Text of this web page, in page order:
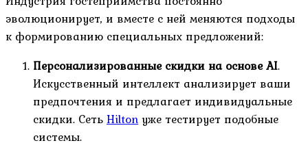
эволюционирует, и вместе с ней меняются подходы
к формированию специальных предложений:
Персонализированные скидки на основе AI.
Искусственный интеллект анализирует ваши
предпочтения и предлагает индивидуальные
скидки. СетьHiltonуже тестирует подобные
системы.